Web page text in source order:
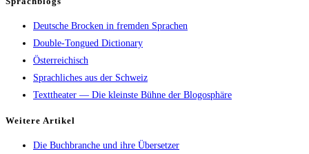
Deutsche Brocken in fremden Sprachen
Double-Tongued Dictionary
Österreichisch
Sprachliches aus der Schweiz
Texttheater — Die kleinste Bühne der Blogosphäre
Wei­te­re Artikel
Die Buch­bran­che und ihre Übersetzer